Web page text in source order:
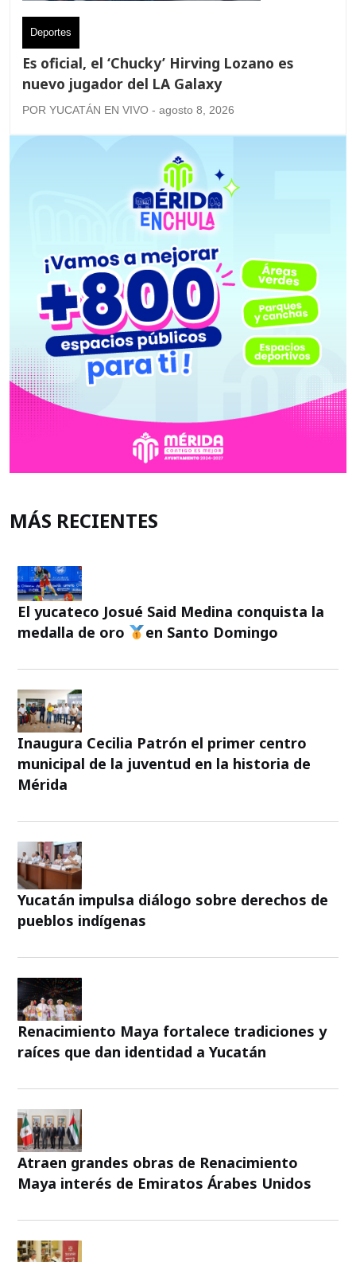
Deportes
Es oficial, el ‘Chucky’ Hirving Lozano es
nuevo jugador del LA Galaxy
POR YUCATÁN EN VIVO - agosto 8, 2026
MÁS RECIENTES
El yucateco Josué Said Medina conquista la
medalla de oro
en Santo Domingo
Inaugura Cecilia Patrón el primer centro
municipal de la juventud en la historia de
Mérida
Yucatán impulsa diálogo sobre derechos de
pueblos indígenas
Renacimiento Maya fortalece tradiciones y
raíces que dan identidad a Yucatán
Atraen grandes obras de Renacimiento
Maya interés de Emiratos Árabes Unidos